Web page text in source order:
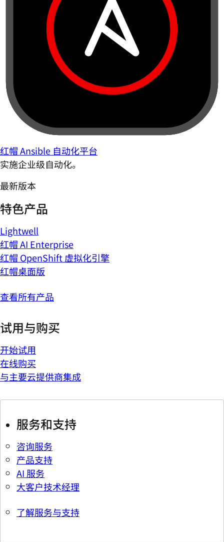
红帽 Ansible 自动化平台
实施企业级自动化。
最新版本
特色产品
Lightwell
红帽 AI Enterprise
红帽 OpenShift 虚拟化引擎
红帽桌面版
查看所有产品
试用与购买
开始试用
在线购买
与主要云提供商集成
服务和支持
咨询服务
产品支持
AI 服务
大客户技术经理
了解服务与支持